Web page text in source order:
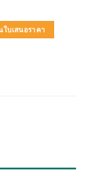
ชิ้น
ใบเสนอราคา